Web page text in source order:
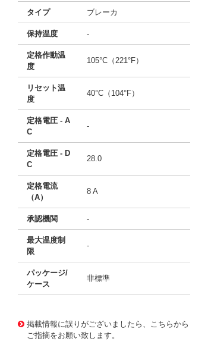
タイプ ブレーカ
保持温度 -
定格作動温
度
105°C（221°F）
リセット温
度
40°C（104°F）
定格電圧 - A
C
-
定格電圧 - D
C
28.0
定格電流
（A）
8 A
承認機関 -
最大温度制
限
-
パッケージ/
ケース
非標準
掲載情報に誤りがございましたら、こちらから
ご指摘をお願い致します。